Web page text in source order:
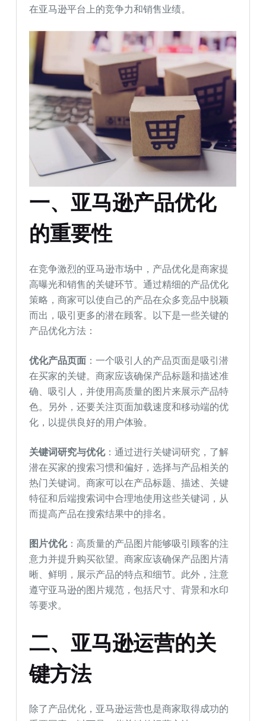
在亚马逊平台上的竞争力和销售业绩。
一、亚马逊产品优化
的重要性
在竞争激烈的亚马逊市场中，产品优化是商家提
高曝光和销售的关键环节。通过精细的产品优化
策略，商家可以使自己的产品在众多竞品中脱颖
而出，吸引更多的潜在顾客。以下是一些关键的
产品优化方法：
优化产品页面 ：一个吸引人的产品页面是吸引潜
在买家的关键。商家应该确保产品标题和描述准
确、吸引人，并使用高质量的图片来展示产品特
色。另外，还要关注页面加载速度和移动端的优
化，以提供良好的用户体验。
关键词研究与优化：通过进行关键词研究，了解
潜在买家的搜索习惯和偏好，选择与产品相关的
热门关键词。商家可以在产品标题、描述、关键
特征和后端搜索词中合理地使用这些关键词，从
而提高产品在搜索结果中的排名。
图片优化：高质量的产品图片能够吸引顾客的注
意力并提升购买欲望。商家应该确保产品图片清
晰、鲜明，展示产品的特点和细节。此外，注意
遵守亚马逊的图片规范，包括尺寸、背景和水印
等要求。
二、亚马逊运营的关
键方法
除了产品优化，亚马逊运营也是商家取得成功的